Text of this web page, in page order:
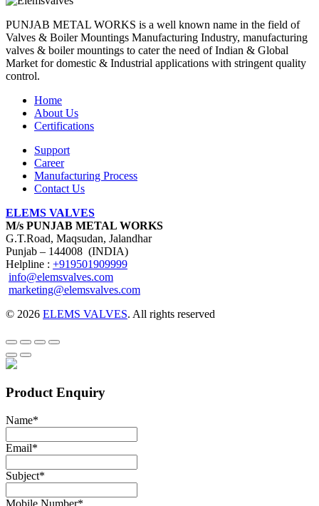
PUNJAB METAL WORKS is a well known name in the field of
Valves & Boiler Mountings Manufacturing Industry, manufacturing
valves & boiler mountings to cater the need of Indian & Global
Market for domestic & Industrial applications with stringent quality
control.
Home
About Us
Certifications
Support
Career
Manufacturing Process
Contact Us
ELEMS VALVES
M/s PUNJAB METAL WORKS
G.T.Road, Maqsudan, Jalandhar
Punjab – 144008 (INDIA)
Helpline : +919501909999
info@elemsvalves.com
marketing@elemsvalves.com
© 2026 ELEMS VALVES. All rights reserved
Product Enquiry
Name*
Email*
Subject*